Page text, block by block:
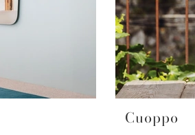
Cuoppo